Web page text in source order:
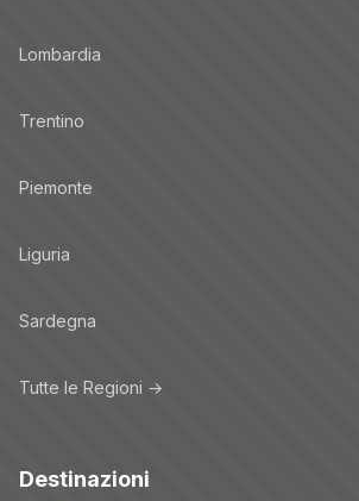
Lombardia
Trentino
Piemonte
Liguria
Sardegna
Tutte le Regioni →
Destinazioni